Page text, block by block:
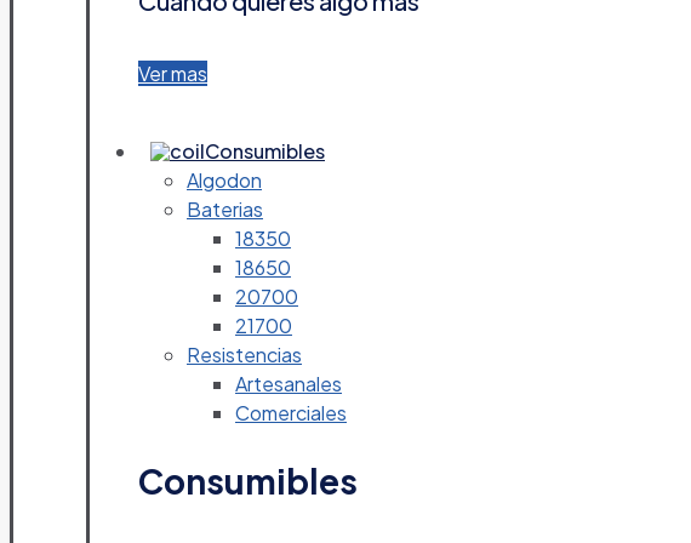
Ver mas
Consumibles
Algodon
Baterias
18350
18650
20700
21700
Resistencias
Artesanales
Comerciales
Consumibles